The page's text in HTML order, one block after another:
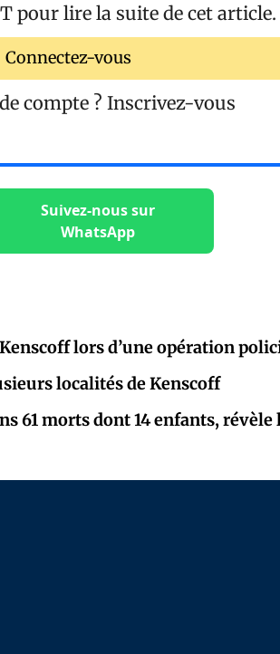
pour lire la suite de cet article.
Connectez-vous
compte ? Inscrivez-vous
Suivez-nous sur
WhatsApp
lors d’une opération
localités de Kenscoff
61 morts dont 14 enfants, révèle